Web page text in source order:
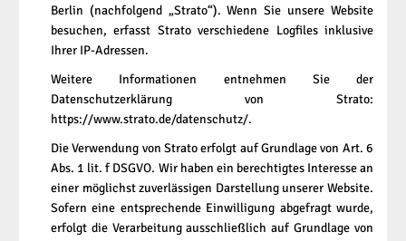
Berlin (nachfolgend „Strato“). Wenn Sie unsere Website
besuchen, erfasst Strato verschiedene Logfiles inklusive
Ihrer IP-Adressen.
Weitere Informationen entnehmen Sie der
Datenschutzerklärung von Strato:
https://www.strato.de/datenschutz/.
Die Verwendung von Strato erfolgt auf Grundlage von Art. 6
Abs. 1 lit. f DSGVO. Wir haben ein berechtigtes Interesse an
einer möglichst zuverlässigen Darstellung unserer Website.
Sofern eine entsprechende Einwilligung abgefragt wurde,
erfolgt die Verarbeitung ausschließlich auf Grundlage von